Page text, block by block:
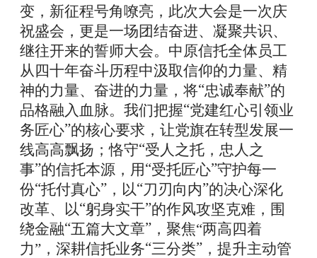
变，新征程号角嘹亮， 此次大会是一次庆
祝盛会，更是一场团结奋进、凝聚共识、
继往开来的誓师大会。 中原信托全体员工
从四十年奋斗历程中汲取信仰的力量、精
神的力量、奋进的力量，将“忠诚奉献”的
品格融入血脉。我们把握“党建红心引领业
务匠心”的核心要求，让党旗在转型发展一
线高高飘扬；恪守“受人之托，忠人之
事”的信托本源，用“受托匠心”守护每一
份“托付真心” ，以“刀刃向内”的决心深化
改革、以“躬身实干”的作风攻坚克难， 围
绕金融“五篇大文章” ， 聚焦“两高四着
力”，深耕信托业务“三分类” ，提升主动管